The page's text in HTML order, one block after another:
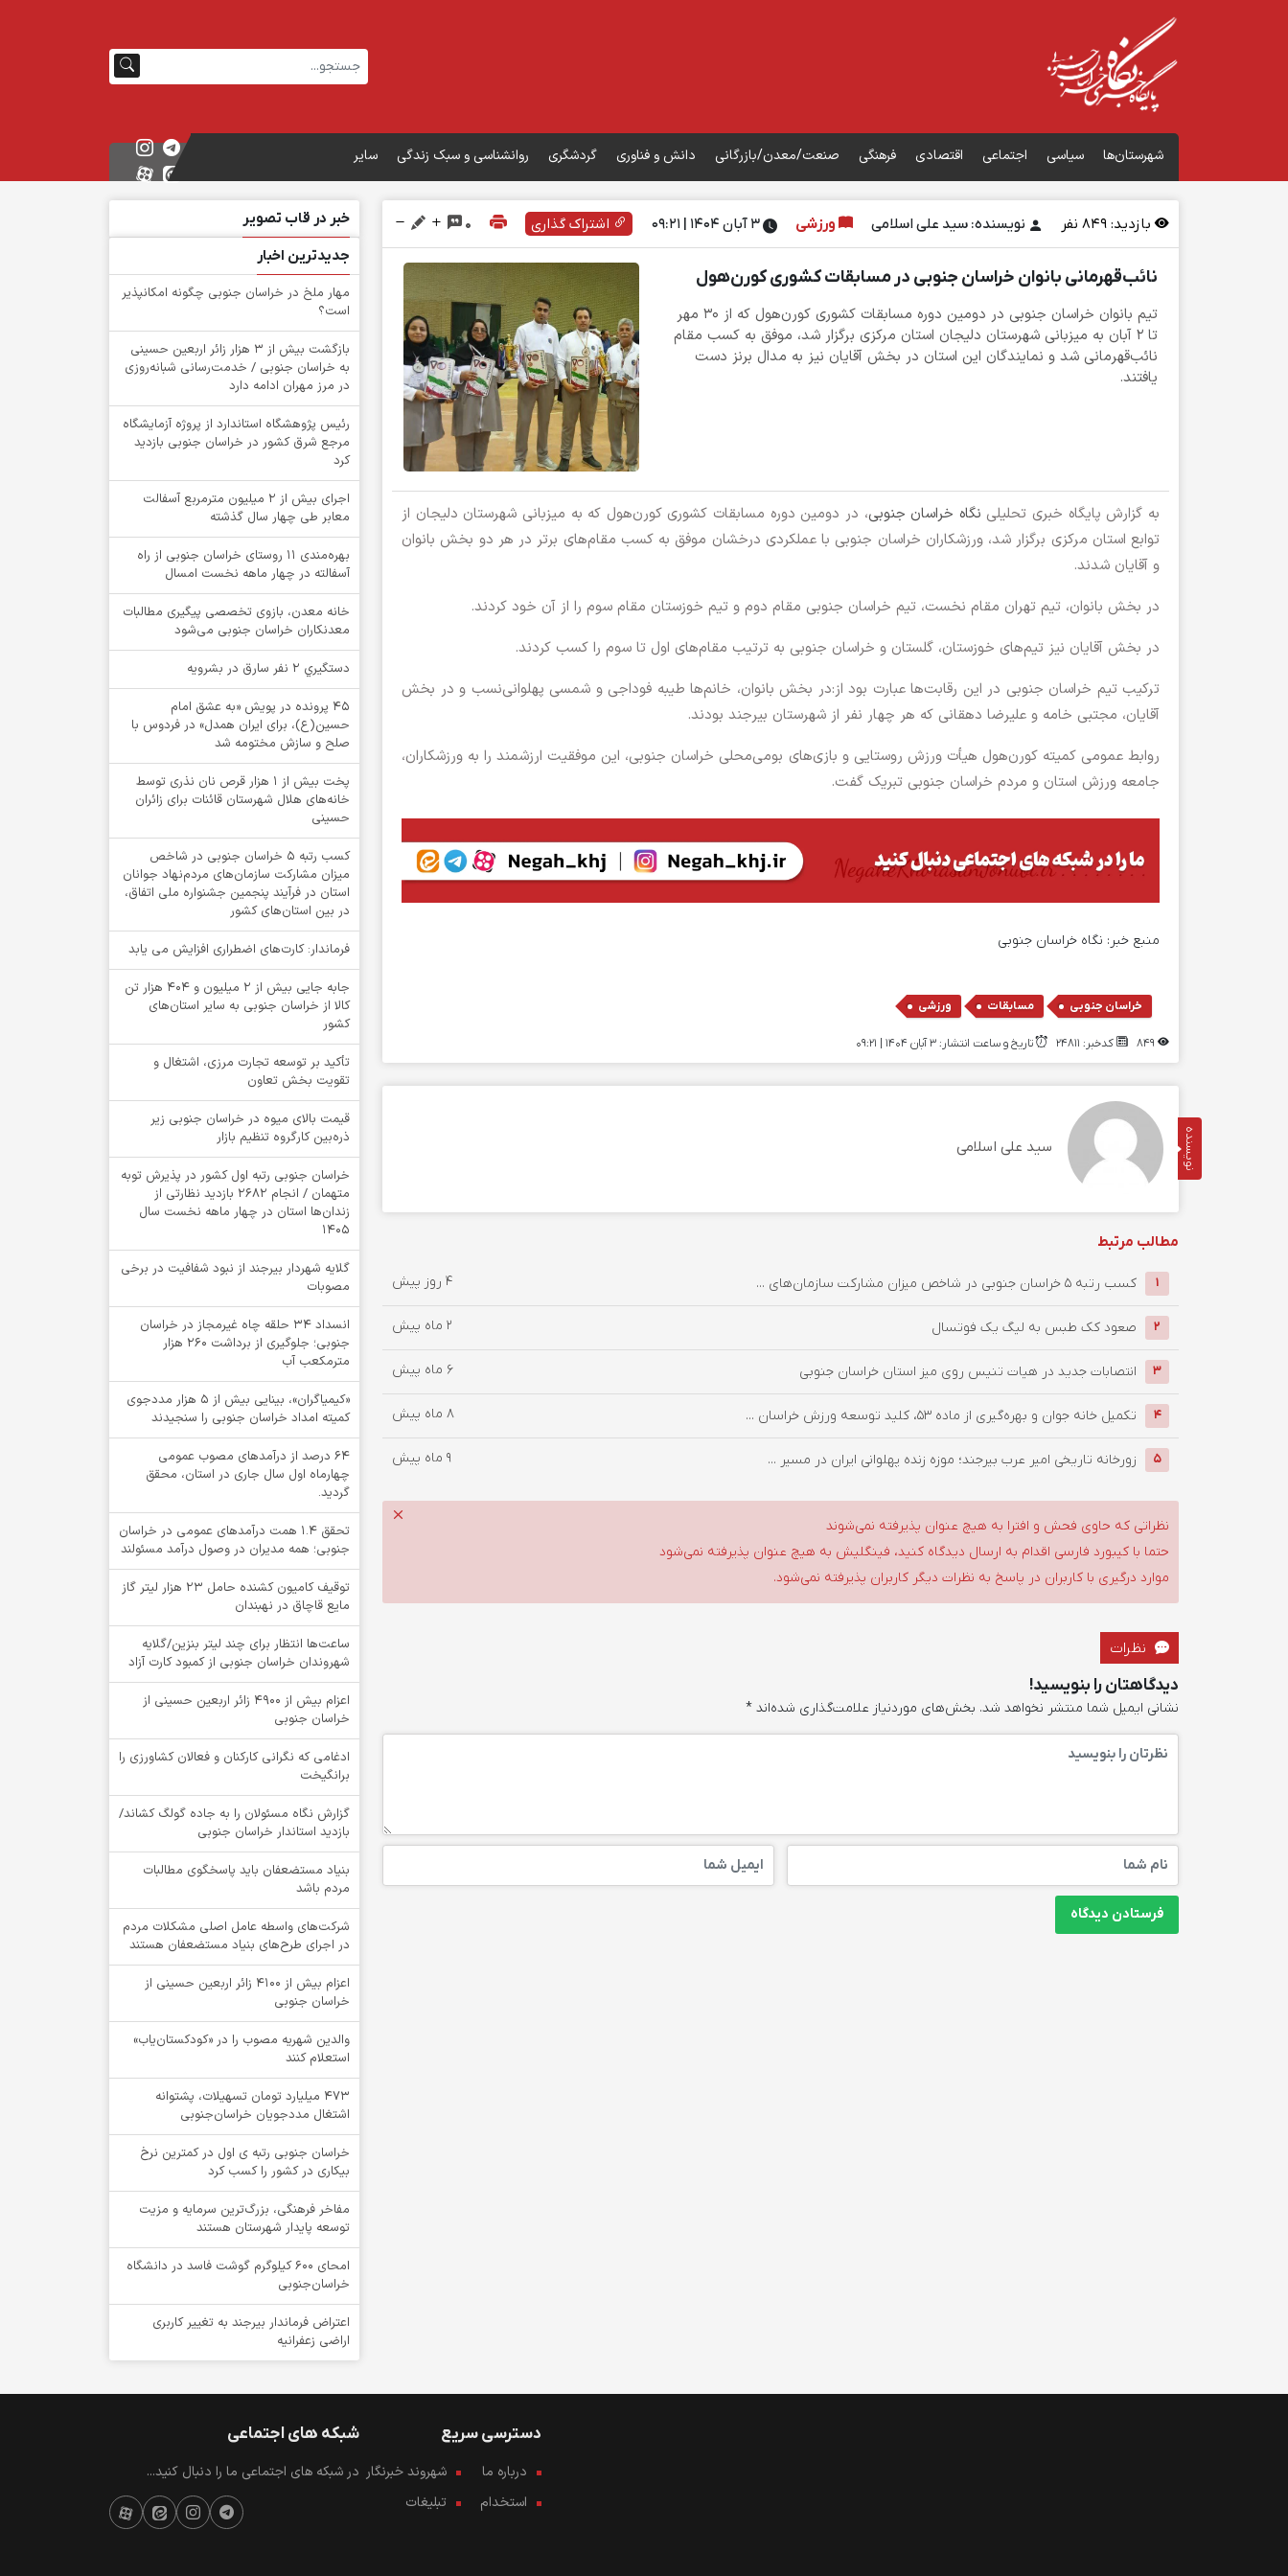
شهرستان‌ها سیاسی اجتماعی اقتصادی فرهنگی صنعت/معدن/بازرگانی دانش و فناوری گردشگری روانشناسی و سبک زندگی سایر
بازدید: نفر نویسنده: سید علی اسلامی ورزشی ۳ آبان ۱۴۰۴ | 09:21 اشتراک گذاری 0
نائب‌قهرمانی بانوان خراسان جنوبی در مسابقات کشوری کورن‌هول
تیم بانوان خراسان جنوبی در دومین دوره مسابقات کشوری کورن‌هول که از ۳۰ مهر
تا ۲ آبان به میزبانی شهرستان دلیجان استان مرکزی برگزار شد، موفق به کسب مقام
نائب‌قهرمانی شد و نمایندگان این استان در بخش آقایان نیز به مدال برنز دست
یافتند.
به گزارش پایگاه خبری تحلیلی نگاه خراسان جنوبی، در دومین دوره مسابقات کشوری کورن‌هول که به میزبانی شهرستان دلیجان از
توابع استان مرکزی برگزار شد، ورزشکاران خراسان جنوبی با عملکردی درخشان موفق به کسب مقام‌های برتر در هر دو بخش بانوان
و آقایان شدند.
در بخش بانوان، تیم تهران مقام نخست، تیم خراسان جنوبی مقام دوم و تیم خوزستان مقام سوم را از آن خود کردند.
در بخش آقایان نیز تیم‌های خوزستان، گلستان و خراسان جنوبی به ترتیب مقام‌های اول تا سوم را کسب کردند.
ترکیب تیم خراسان جنوبی در این رقابت‌ها عبارت بود از:در بخش بانوان، خانم‌ها طیبه فوداجی و شمسی پهلوانی‌نسب و در بخش
آقایان، مجتبی خامه و علیرضا دهقانی که هر چهار نفر از شهرستان بیرجند بودند.
روابط عمومی کمیته کورن‌هول هیأت ورزش روستایی و بازی‌های بومی‌محلی خراسان جنوبی، این موفقیت ارزشمند را به ورزشکاران،
جامعه ورزش استان و مردم خراسان جنوبی تبریک گفت.
منبع خبر: نگاه خراسان جنوبی
خراسان جنوبی , مسابقات , ورزشی
کدخبر: 24811 تاریخ و ساعت انتشار: ۳ آبان ۱۴۰۴ | 09:21
نویسنده سید علی اسلامی
مطالب مرتبط
1 کسب رتبه ۵ خراسان جنوبی در شاخص میزان مشارکت سازمان‌های ... 4 روز پیش
2 صعود کک طبس به لیگ یک فوتسال 2 ماه پیش
3 انتصابات جدید در هیات تنیس روی میز استان خراسان جنوبی 6 ماه پیش
4 تکمیل خانه جوان و بهره‌گیری از ماده ۵۳، کلید توسعه ورزش خراسان ... 8 ماه پیش
5 زورخانه تاریخی امیر عرب بیرجند؛ موزه زنده پهلوانی ایران در مسیر ... 9 ماه پیش
نظراتی که حاوی فحش و افترا به هیچ عنوان پذیرفته نمی‌شوند
حتما با کیبورد فارسی اقدام به ارسال دیدگاه کنید، فینگلیش به هیچ عنوان پذیرفته نمی‌شود
موارد درگیری با کاربران در پاسخ به نظرات دیگر کاربران پذیرفته نمی‌شود.
نظرات
دیدگاهتان را بنویسید!
نشانی ایمیل شما منتشر نخواهد شد. بخش‌های موردنیاز علامت‌گذاری شده‌اند *
خبر در قاب تصویر
جدیدترین اخبار
‌مهار ملخ در خراسان جنوبی چگونه امکانپذیر
است؟
بازگشت بیش از ۳ هزار زائر اربعین حسینی
به خراسان جنوبی / خدمت‌رسانی شبانه‌روزی
در مرز مهران ادامه دارد
رئیس پژوهشگاه استاندارد از پروژه آزمایشگاه
مرجع شرق کشور در خراسان جنوبی بازدید
کرد
اجرای بیش از ۲ میلیون مترمربع آسفالت
معابر طی چهار سال گذشته
بهره‌مندی ۱۱ روستای خراسان جنوبی از راه
آسفالته در چهار ماهه نخست امسال
خانه معدن، بازوی تخصصی پیگیری مطالبات
معدنکاران خراسان جنوبی می‌شود
دستگيري 2 نفر سارق در بشرويه
۴۵ پرونده در پویش «به عشق امام
حسین(ع)، برای ایران همدل» در فردوس با
صلح و سازش مختومه شد
پخت بیش از 1 هزار قرص نان نذری توسط
خانه‌های هلال شهرستان قائنات برای زائران
حسینی
کسب رتبه ۵ خراسان جنوبی در شاخص
میزان مشارکت سازمان‌های مردم‌نهاد جوانان
استان در فرآیند پنجمین جشنواره ملی اتفاق،
در بین استان‌های کشور
فرماندار: کارت‌های اضطراری افزایش می یابد
جابه جایی بیش از 2 میلیون و 404 هزار تن
کالا از خراسان جنوبی به سایر استان‌های
کشور
تأکید بر توسعه تجارت مرزی، اشتغال و
تقویت بخش تعاون
قیمت بالای میوه در خراسان جنوبی زیر
ذره‌بین کارگروه تنظیم بازار
خراسان جنوبی رتبه اول کشور در پذیرش توبه
متهمان / انجام ۲۶۸۲ بازدید نظارتی از
زندان‌ها استان در چهار ماهه نخست سال
1405
گلایه شهردار بیرجند از نبود شفافیت در برخی
مصوبات
انسداد ۳۴ حلقه چاه غیرمجاز در خراسان
جنوبی؛ جلوگیری از برداشت ۲۶۰ هزار
مترمکعب آب
«کیمیاگران»، بینایی بیش از ۵ هزار مددجوی
کمیته امداد خراسان جنوبی را سنجیدند
64 درصد از درآمدهای مصوب عمومی
چهارماه اول سال جاری در استان، محقق
گردید.
تحقق ۱.۴ همت درآمدهای عمومی در خراسان
جنوبی؛ همه مدیران در وصول درآمد مسئولند
توقيف کامیون کشنده حامل 23 هزار لیتر گاز
مایع قاچاق در نهبندان
ساعت‌ها انتظار برای چند لیتر بنزین/گلایه
شهروندان خراسان جنوبی از کمبود کارت آزاد
اعزام بیش از 4900 زائر اربعین حسینی از
خراسان جنوبی
ادغامی که نگرانی کارکنان و فعالان کشاورزی را
برانگیخت
گزارش نگاه مسئولان را به جاده گولگ کشاند/
بازدید استاندار خراسان جنوبی
بنیاد مستضعفان باید پاسخگوی مطالبات
مردم باشد
شرکت‌های واسطه عامل اصلی مشکلات مردم
در اجرای طرح‌های بنیاد مستضعفان هستند
اعزام بیش از 4100 زائر اربعین حسینی از
خراسان جنوبی
والدین شهریه مصوب را در «کودکستان‌یاب»
استعلام کنند
۴۷۳ میلیارد تومان تسهیلات، پشتوانه
اشتغال مددجویان خراسان‌جنوبی
خراسان جنوبی رتبه ی اول در کمترین نرخ
بیکاری در کشور را کسب کرد
مفاخر فرهنگی، بزرگ‌ترین سرمایه و مزیت
توسعه پایدار شهرستان هستند
امحای ۶۰۰ کیلوگرم گوشت فاسد در دانشگاه
خراسان‌جنوبی
اعتراض فرماندار بیرجند به تغییر کاربری
اراضی زعفرانیه
دسترسی سریع
درباره ما
شهروند خبرنگار
استخدام
تبلیغات
شبکه های اجتماعی
در شبکه های اجتماعی ما را دنبال کنید...